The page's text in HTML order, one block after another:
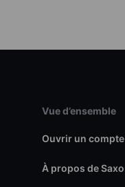
Vue d’ensemble
Ouvrir un compte
À propos de Saxo